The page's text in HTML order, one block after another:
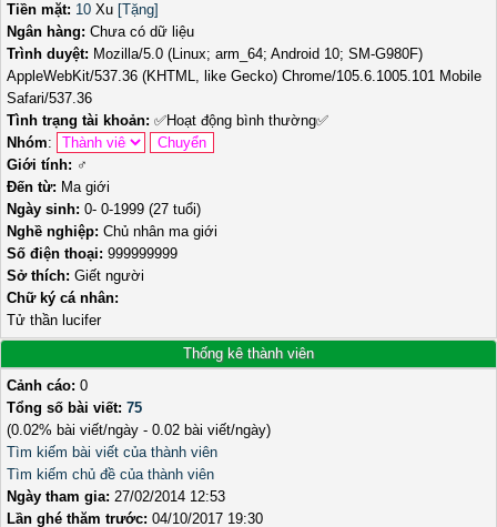
Tiền mặt: 10 Xu [Tặng]
Ngân hàng: Chưa có dữ liệu
Trình duyệt: Mozilla/5.0 (Linux; arm_64; Android 10; SM-G980F)
AppleWebKit/537.36 (KHTML, like Gecko) Chrome/105.6.1005.101 Mobile
Safari/537.36
Tình trạng tài khoản: ✅Hoạt động bình thường✅
Nhóm:
Giới tính: ♂️
Đến từ: Ma giới
Ngày sinh: 0- 0-1999 (27 tuổi)
Nghề nghiệp: Chủ nhân ma giới
Số điện thoại: 999999999
Sở thích: Giết người
Chữ ký cá nhân:
Tử thần lucifer
Thống kê thành viên
Cảnh cáo: 0
Tổng số bài viết: 75
(0.02% bài viết/ngày - 0.02 bài viết/ngày)
Tìm kiếm bài viết của thành viên
Tìm kiếm chủ đề của thành viên
Ngày tham gia: 27/02/2014 12:53
Lần ghé thăm trước: 04/10/2017 19:30